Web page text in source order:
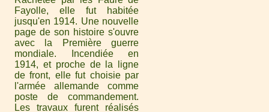
Fayolle, elle fut habitée
jusqu'en 1914. Une nouvelle
page de son histoire s'ouvre
avec la Première guerre
mondiale. Incendiée en
1914, et proche de la ligne
de front, elle fut choisie par
l'armée allemande comme
poste de commandement.
Les travaux furent réalisés